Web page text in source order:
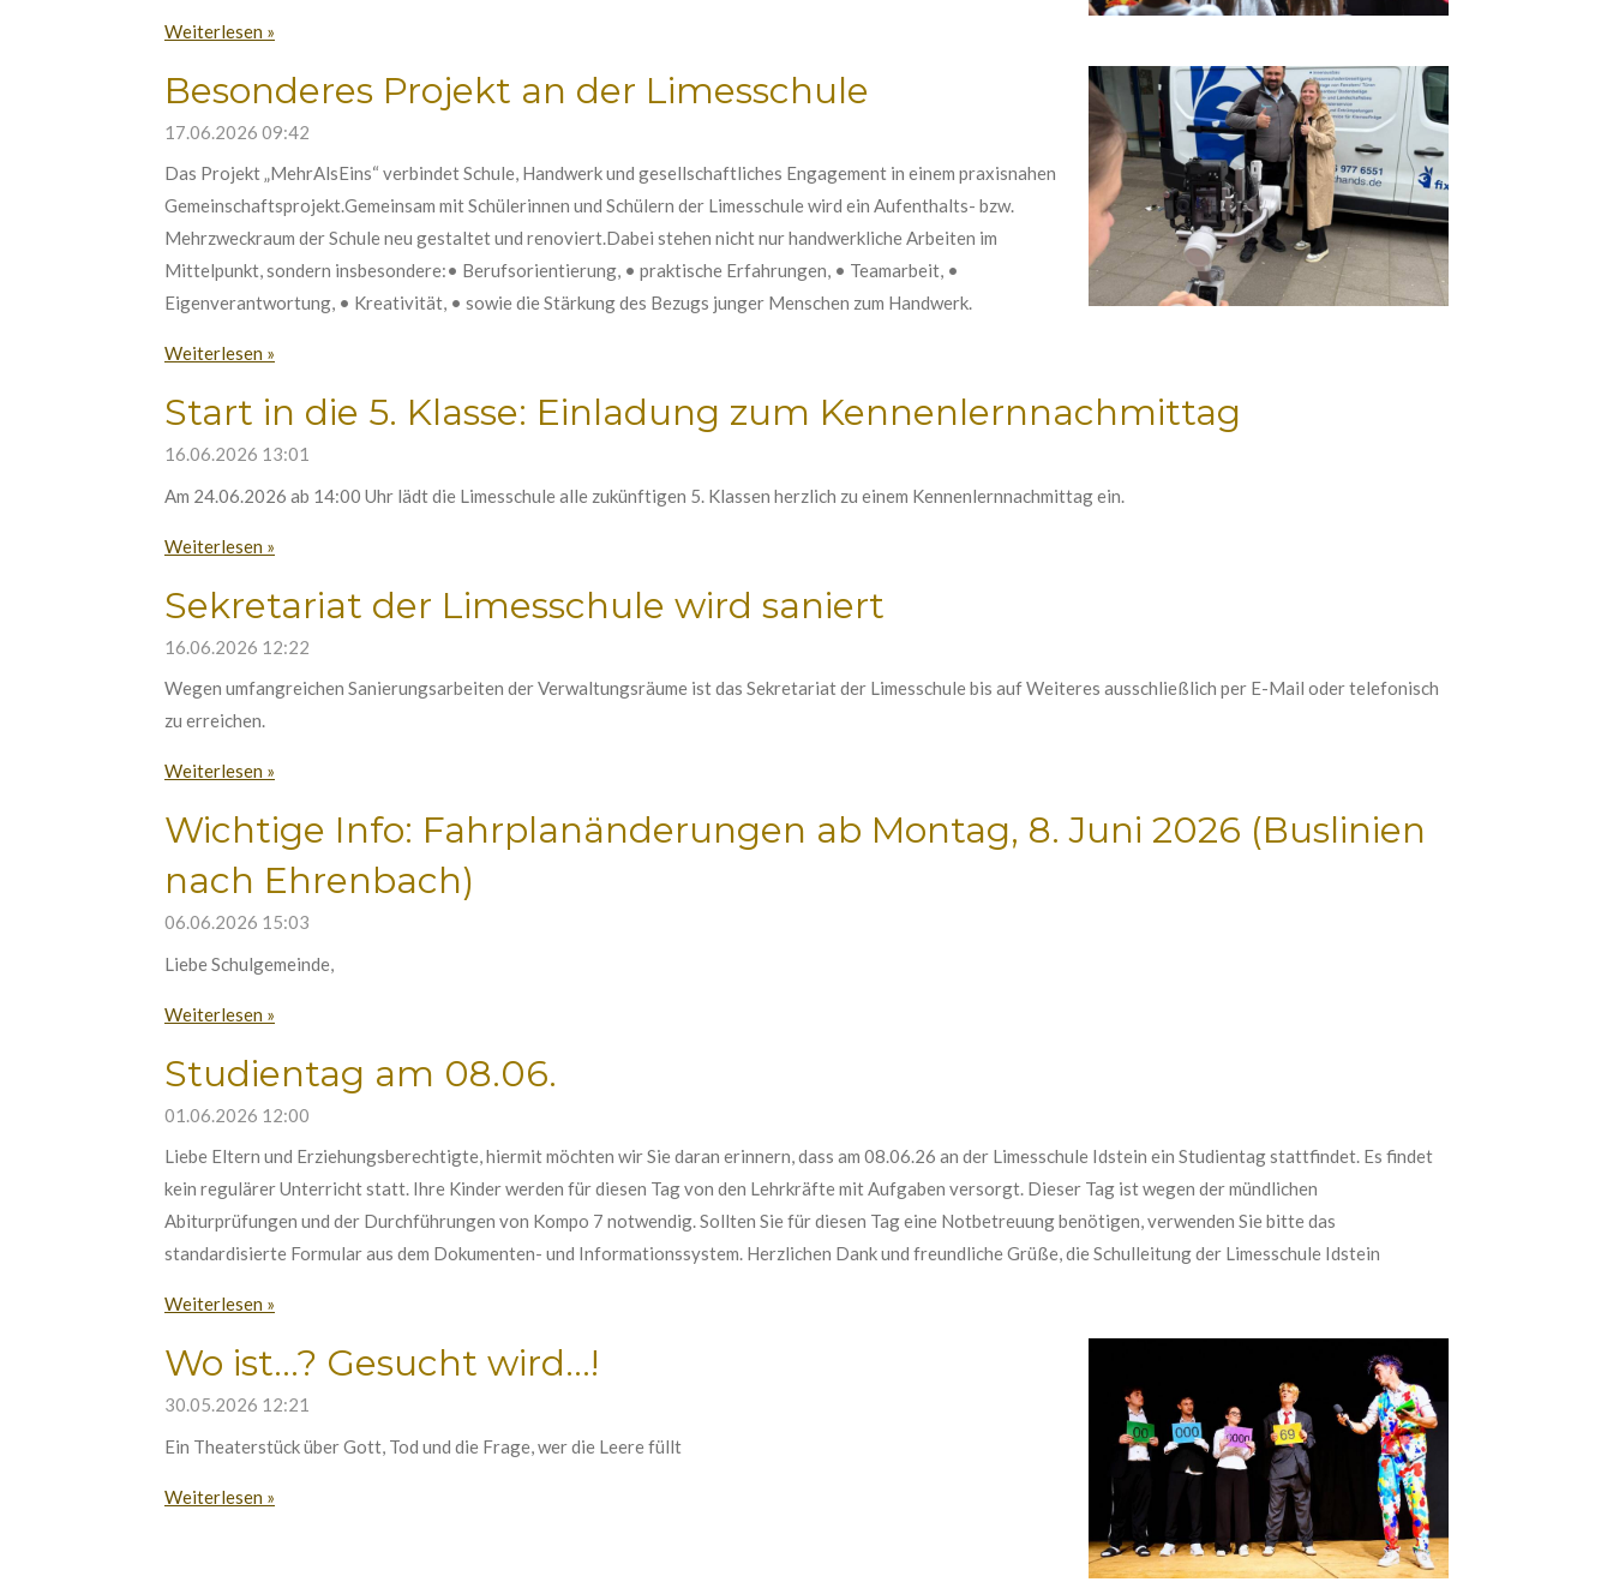
Weiterlesen »
Besonderes Projekt an der Limesschule
17.06.2026 09:42
Das Projekt „MehrAlsEins“ verbindet Schule, Handwerk und gesellschaftliches Engagement in einem praxisnahen
Gemeinschaftsprojekt.Gemeinsam mit Schülerinnen und Schülern der Limesschule wird ein Aufenthalts- bzw.
Mehrzweckraum der Schule neu gestaltet und renoviert.Dabei stehen nicht nur handwerkliche Arbeiten im
Mittelpunkt, sondern insbesondere:• Berufsorientierung, • praktische Erfahrungen, • Teamarbeit, •
Eigenverantwortung, • Kreativität, • sowie die Stärkung des Bezugs junger Menschen zum Handwerk.
Weiterlesen »
Start in die 5. Klasse: Einladung zum Kennenlernnachmittag
16.06.2026 13:01
Am 24.06.2026 ab 14:00 Uhr lädt die Limesschule alle zukünftigen 5. Klassen herzlich zu einem Kennenlernnachmittag ein.
Weiterlesen »
Sekretariat der Limesschule wird saniert
16.06.2026 12:22
Wegen umfangreichen Sanierungsarbeiten der Verwaltungsräume ist das Sekretariat der Limesschule bis auf Weiteres ausschließlich per E-Mail oder telefonisch
zu erreichen.
Weiterlesen »
Wichtige Info: Fahrplanänderungen ab Montag, 8. Juni 2026 (Buslinien
nach Ehrenbach)
06.06.2026 15:03
Liebe Schulgemeinde,
Weiterlesen »
Studientag am 08.06.
01.06.2026 12:00
Liebe Eltern und Erziehungsberechtigte, hiermit möchten wir Sie daran erinnern, dass am 08.06.26 an der Limesschule Idstein ein Studientag stattfindet. Es findet
kein regulärer Unterricht statt. Ihre Kinder werden für diesen Tag von den Lehrkräfte mit Aufgaben versorgt. Dieser Tag ist wegen der mündlichen
Abiturprüfungen und der Durchführungen von Kompo 7 notwendig. Sollten Sie für diesen Tag eine Notbetreuung benötigen, verwenden Sie bitte das
standardisierte Formular aus dem Dokumenten- und Informationssystem. Herzlichen Dank und freundliche Grüße, die Schulleitung der Limesschule Idstein
Weiterlesen »
Wo ist...? Gesucht wird...!
30.05.2026 12:21
Ein Theaterstück über Gott, Tod und die Frage, wer die Leere füllt
Weiterlesen »